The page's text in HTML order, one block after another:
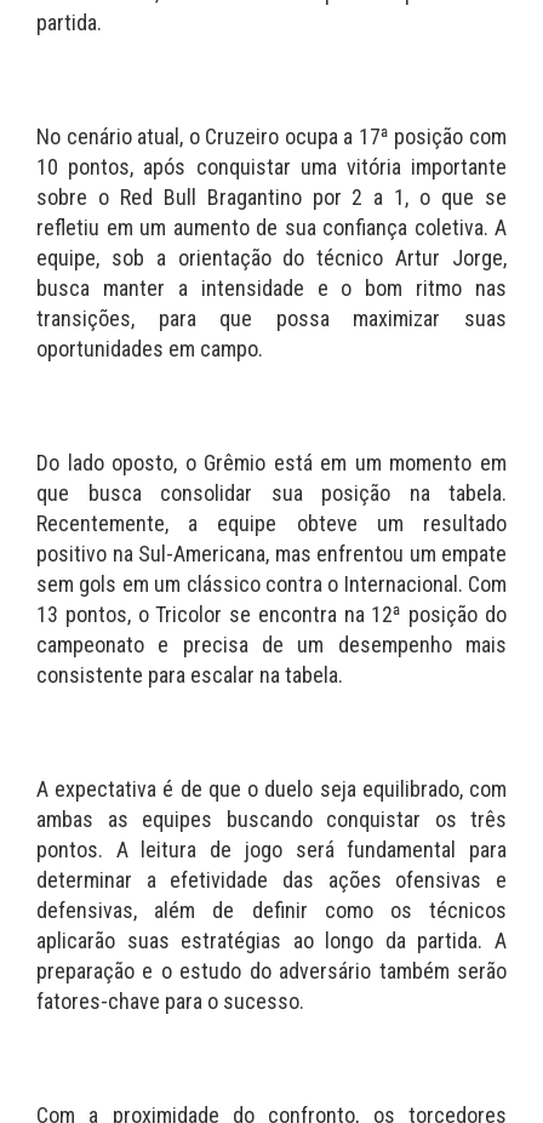
partida.
No cenário atual, o Cruzeiro ocupa a 17ª posição com
10 pontos, após conquistar uma vitória importante
sobre o Red Bull Bragantino por 2 a 1, o que se
refletiu em um aumento de sua confiança coletiva. A
equipe, sob a orientação do técnico Artur Jorge,
busca manter a intensidade e o bom ritmo nas
transições, para que possa maximizar suas
oportunidades em campo.
Do lado oposto, o Grêmio está em um momento em
que busca consolidar sua posição na tabela.
Recentemente, a equipe obteve um resultado
positivo na Sul-Americana, mas enfrentou um empate
sem gols em um clássico contra o Internacional. Com
13 pontos, o Tricolor se encontra na 12ª posição do
campeonato e precisa de um desempenho mais
consistente para escalar na tabela.
A expectativa é de que o duelo seja equilibrado, com
ambas as equipes buscando conquistar os três
pontos. A leitura de jogo será fundamental para
determinar a efetividade das ações ofensivas e
defensivas, além de definir como os técnicos
aplicarão suas estratégias ao longo da partida. A
preparação e o estudo do adversário também serão
fatores-chave para o sucesso.
Com a proximidade do confronto, os torcedores